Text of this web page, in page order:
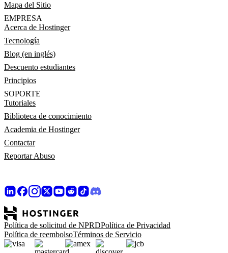
Mapa del Sitio
EMPRESA
Acerca de Hostinger
Tecnología
Blog (en inglés)
Descuento estudiantes
Principios
SOPORTE
Tutoriales
Biblioteca de conocimiento
Academia de Hostinger
Contactar
Reportar Abuso
Política de solicitud de NPRDPolítica de Privacidad
Política de reembolsoTérminos de Servicio